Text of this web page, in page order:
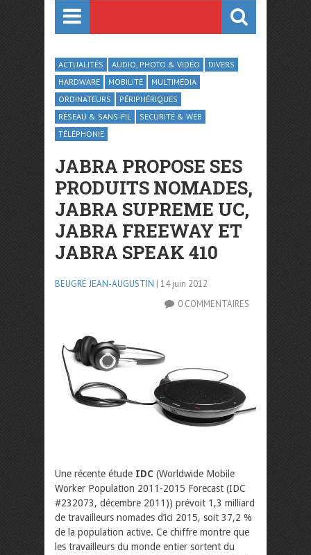
ACTUALITÉS AUDIO, PHOTO & VIDÉO
DIVERS
HARDWARE
MOBILITÉ
MULTIMÉDIA
ORDINATEURS
PÉRIPHÉRIQUES
RÉSEAU & SANS-FIL
SECURITÉ & WEB
TÉLÉPHONIE
JABRA PROPOSE SES
PRODUITS NOMADES,
JABRA SUPREME UC,
JABRA FREEWAY ET
JABRA SPEAK 410
BEUGRÉ JEAN-AUGUSTIN | 14 juin 2012
0 COMMENTAIRES
Une récente étude IDC (Worldwide Mobile
Worker Population 2011-2015 Forecast (IDC
#232073, décembre 2011)) prévoit 1,3 milliard
de travailleurs nomades d’ici 2015, soit 37,2 %
de la population active. Ce chiffre montre que
les travailleurs du monde entier sortent du